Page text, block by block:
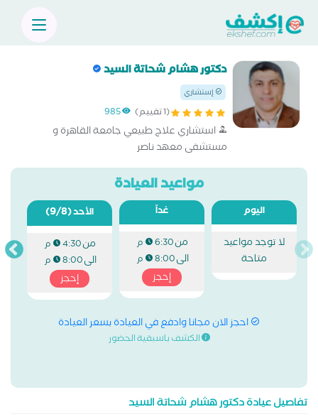
دكتور هشام شحاتة السيد
إستشاري
(1 تقييم) 985
استشاري علاج طبيعي جامعة القاهرة و
مستشفى معهد ناصر
مواعيد العيادة
اليوم
لا توجد مواعيد
متاحة
غداً
من6:30 م
الى8:00 م
إحجز
الأحد(9/8)
من4:30 م
الى8:00 م
إحجز
احجز الان مجانا وادفع في العيادة بسعر العيادة
الكشف باسبقية الحضور
تفاصيل عيادة دكتور هشام شحاتة السيد